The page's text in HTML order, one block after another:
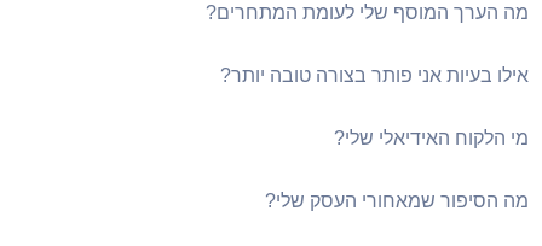
מה הערך המוסף שלי לעומת המתחרים?
אילו בעיות אני פותר בצורה טובה יותר?
מי הלקוח האידיאלי שלי?
מה הסיפור שמאחורי העסק שלי?